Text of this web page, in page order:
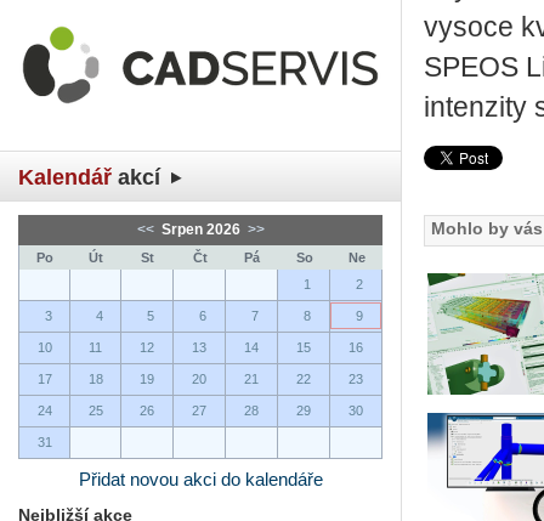
Kalendář akcí
<< Srpen 2026 >>
Po Út St Čt Pá So
Ne
1
2
3 4 5 6 7 8 9
10 11 12 13 14 15 16
17 18 19 20 21 22 23
24 25 26 27 28 29 30
31
Přidat novou akci do kalendáře
Nejbližší akce
vysoce
SPEOS
intenzity
Mohlo by